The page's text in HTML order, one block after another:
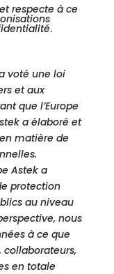
respecte à ce
.
voté une loi
et aux
que l’Europe
a élaboré et
matière de
Astek a
protection
au niveau
nous
à ce que
collaborateurs,
en totale